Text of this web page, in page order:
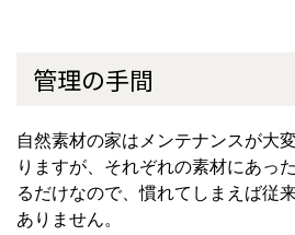
管理の手間
自然素材の家はメンテナンスが大
りますが、それぞれの素材にあっ
るだけなので、慣れてしまえば従
ありません。